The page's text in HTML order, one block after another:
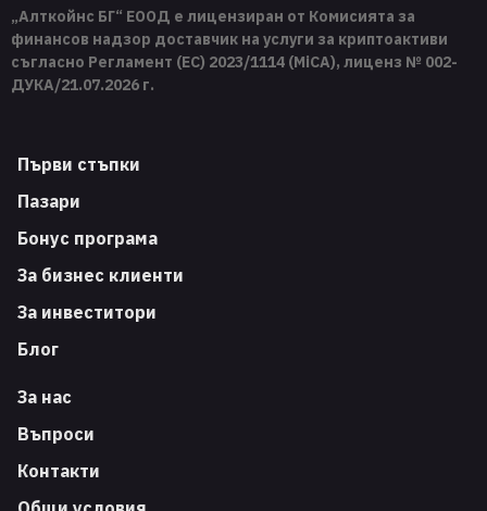
„Алткойнс БГ“ ЕООД е лицензиран от Комисията за
финансов надзор доставчик на услуги за криптоактиви
съгласно Регламент (ЕС) 2023/1114 (MiCA), лиценз № 002-
ДУКА/21.07.2026 г.
Първи стъпки
Пазари
Бонус програма
За бизнес клиенти
За инвеститори
Блог
За нас
Въпроси
Контакти